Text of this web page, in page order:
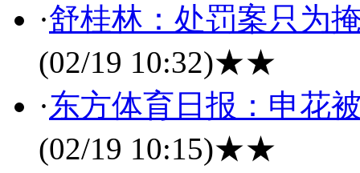
·舒桂林：处罚案只为
(02/19 10:32)★★
·东方体育日报：申花
(02/19 10:15)★★